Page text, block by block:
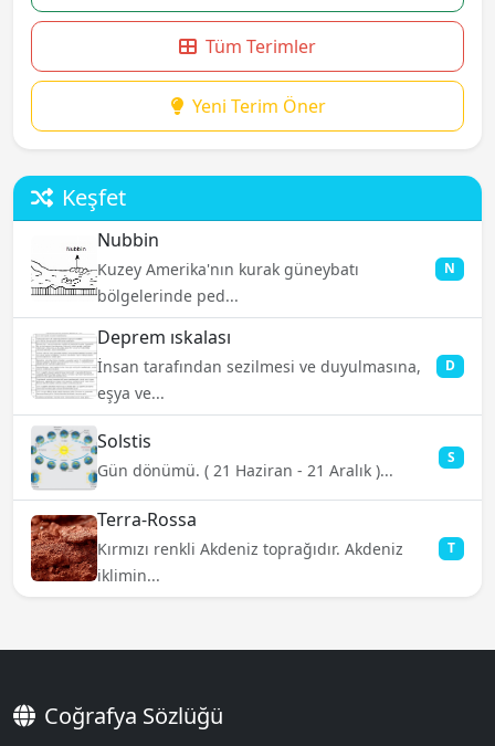
Tüm Terimler
Yeni Terim Öner
Keşfet
Nubbin
Kuzey Amerika'nın kurak güneybatı
bölgelerinde ped...
N
Deprem ıskalası
İnsan tarafından sezilmesi ve duyulmasına,
eşya ve...
D
Solstis
Gün dönümü. ( 21 Haziran - 21 Aralık )...
S
Terra-Rossa
Kırmızı renkli Akdeniz toprağıdır. Akdeniz
iklimin...
T
Coğrafya Sözlüğü